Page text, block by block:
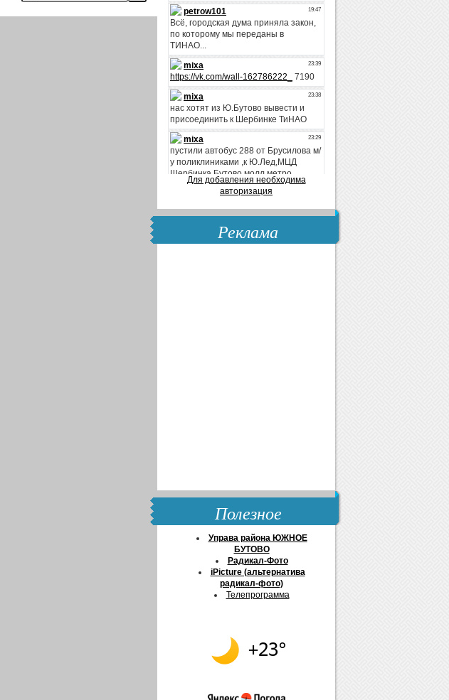
Для добавления необходима
авторизация
Реклама
Полезное
Управа района ЮЖНОЕ
БУТОВО
Радикал-Фото
iPicture (альтернатива
радикал-фото)
Телепрограмма